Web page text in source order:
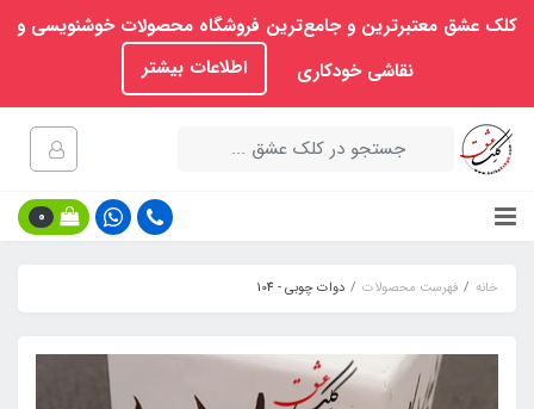
کلک عشق معتبرترین و جامع‌ترین فروشگاه محصولات خوشنویسی و
نقاشی خودکاری
اطلاعات بیشتر
0
خانه فهرست محصولات دوات چوبی - 104